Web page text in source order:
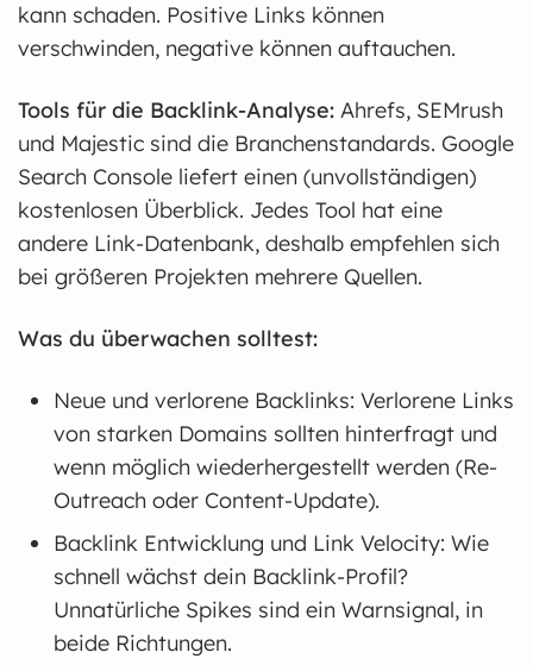
kann schaden. Positive Links können
verschwinden, negative können auftauchen.
Tools für die Backlink-Analyse: Ahrefs, SEMrush
und Majestic sind die Branchenstandards. Google
Search Console liefert einen (unvollständigen)
kostenlosen Überblick. Jedes Tool hat eine
andere Link-Datenbank, deshalb empfehlen sich
bei größeren Projekten mehrere Quellen.
Was du überwachen solltest:
Neue und verlorene Backlinks: Verlorene Links
von starken Domains sollten hinterfragt und
wenn möglich wiederhergestellt werden (Re-
Outreach oder Content-Update).
Backlink Entwicklung und Link Velocity: Wie
schnell wächst dein Backlink-Profil?
Unnatürliche Spikes sind ein Warnsignal, in
beide Richtungen.